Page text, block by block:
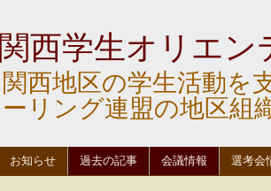
関西学生オリエン
関西地区の学生活動を
ーリング連盟の地区組
お知らせ 過去の記事 会議情報 選考会